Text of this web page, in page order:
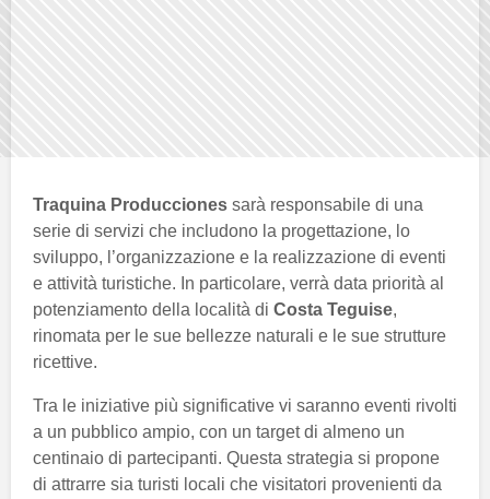
Traquina Producciones sarà responsabile di una
serie di servizi che includono la progettazione, lo
sviluppo, l’organizzazione e la realizzazione di eventi
e attività turistiche. In particolare, verrà data priorità al
potenziamento della località di Costa Teguise,
rinomata per le sue bellezze naturali e le sue strutture
ricettive.
Tra le iniziative più significative vi saranno eventi rivolti
a un pubblico ampio, con un target di almeno un
centinaio di partecipanti. Questa strategia si propone
di attrarre sia turisti locali che visitatori provenienti da